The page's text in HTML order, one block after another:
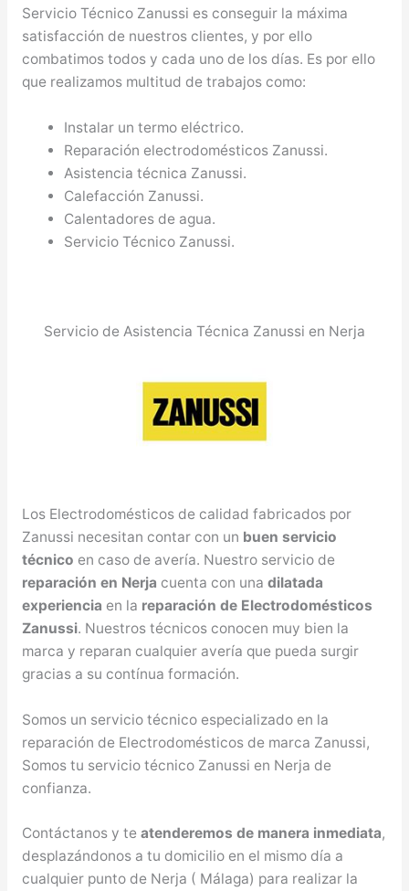
Servicio Técnico Zanussi es conseguir la máxima
satisfacción de nuestros clientes, y por ello
combatimos todos y cada uno de los días. Es por ello
que realizamos multitud de trabajos como:
Instalar un termo eléctrico.
Reparación electrodomésticos Zanussi.
Asistencia técnica Zanussi.
Calefacción Zanussi.
Calentadores de agua.
Servicio Técnico Zanussi.
Servicio de Asistencia Técnica Zanussi en Nerja
Los Electrodomésticos de calidad fabricados por
Zanussi necesitan contar con un buen servicio
técnico en caso de avería. Nuestro servicio de
reparación en Nerja cuenta con una dilatada
experiencia en la reparación de Electrodomésticos
Zanussi. Nuestros técnicos conocen muy bien la
marca y reparan cualquier avería que pueda surgir
gracias a su contínua formación.
Somos un servicio técnico especializado en la
reparación de Electrodomésticos de marca Zanussi,
Somos tu servicio técnico Zanussi en Nerja de
confianza.
Contáctanos y te atenderemos de manera inmediata,
desplazándonos a tu domicilio en el mismo día a
cualquier punto de Nerja ( Málaga) para realizar la